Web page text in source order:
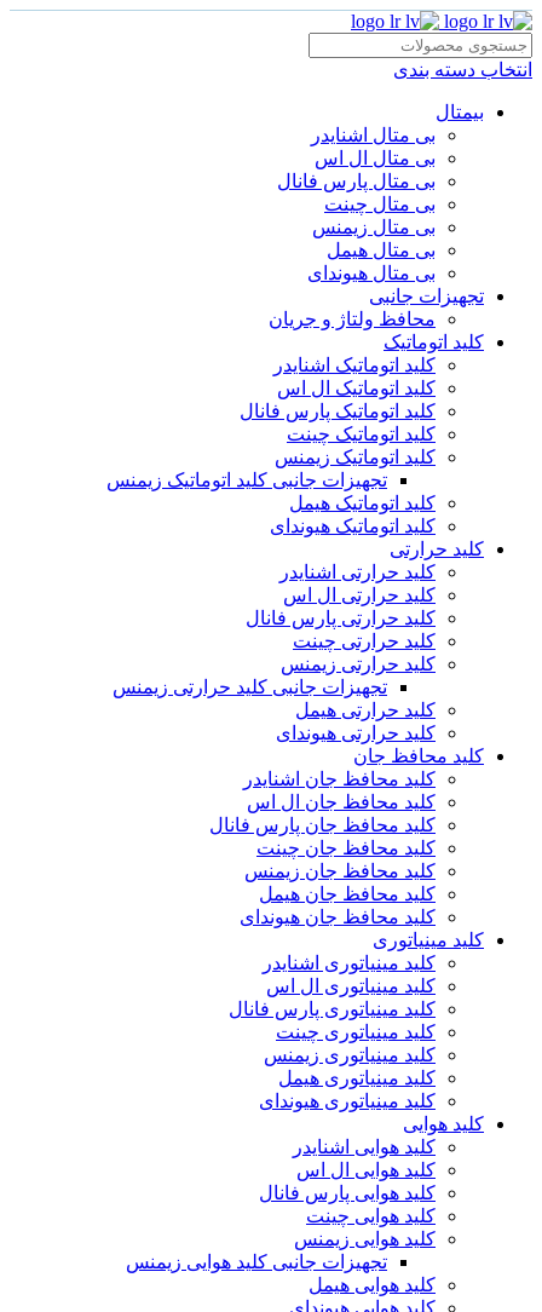
انتخاب دسته بندی
بیمتال
بی متال اشنایدر
بی متال ال اس
بی متال پارس فانال
بی متال چینت
بی متال زیمنس
بی متال هیمل
بی متال هیوندای
تجهیزات جانبی
محافظ ولتاژ و‌ جریان
کلید اتوماتیک
کلید اتوماتیک اشنایدر
کلید اتوماتیک ال اس
کلید اتوماتیک پارس فانال
کلید اتوماتیک چینت
کلید اتوماتیک زیمنس
تجهیزات جانبی کلید اتوماتیک زیمنس
کلید اتوماتیک هیمل
کلید اتوماتیک هیوندای
کلید حرارتی
کلید حرارتی اشنایدر
کلید حرارتی ال اس
کلید حرارتی پارس فانال
کلید حرارتی چینت
کلید حرارتی زیمنس
تجهیزات جانبی کلید حرارتی زیمنس
کلید حرارتی هیمل
کلید حرارتی هیوندای
کلید محافظ جان
کلید محافظ جان اشنایدر
کلید محافظ جان ال اس
کلید محافظ جان پارس فانال
کلید محافظ جان چینت
کلید محافظ جان زیمنس
کلید محافظ جان هیمل
کلید محافظ جان هیوندای
کلید مینیاتوری
کلید مینیاتوری اشنایدر
کلید مینیاتوری ال اس
کلید مینیاتوری پارس فانال
کلید مینیاتوری چینت
کلید مینیاتوری زیمنس
کلید مینیاتوری هیمل
کلید مینیاتوری هیوندای
کلید هوایی
کلید هوایی اشنایدر
کلید هوایی ال اس
کلید هوایی پارس فانال
کلید هوایی چینت
کلید هوایی زیمنس
تجهیزات جانبی کلید هوایی زیمنس
کلید هوایی هیمل
کلید هوایی هیوندای